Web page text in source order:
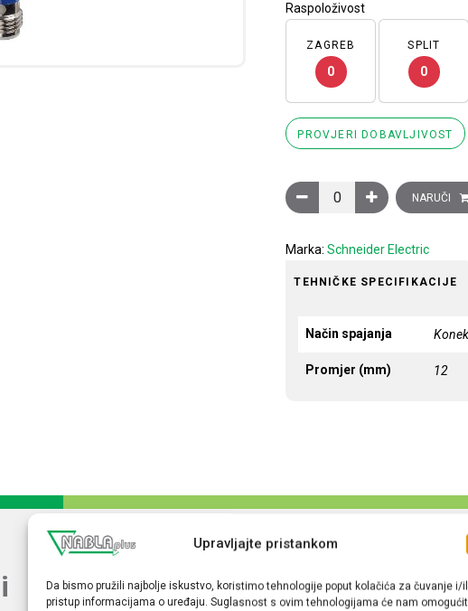
Upravljajte pristankom
Da bismo pružili najbolje iskustvo, koristimo tehnologije poput kolačića za čuvanje i/
pristup informacijama o uređaju. Suglasnost s ovim tehnologijama će nam
Raspoloživost
ZAGREB
0
SPLIT
0
PROVJERI DOBAVLJIVOST
Induktivni senzor XS6
NARUČI
Marka:Schneider Electric
TEHNIČKE SPECIFIKACIJE
Način spajanja
Promjer (mm) 12